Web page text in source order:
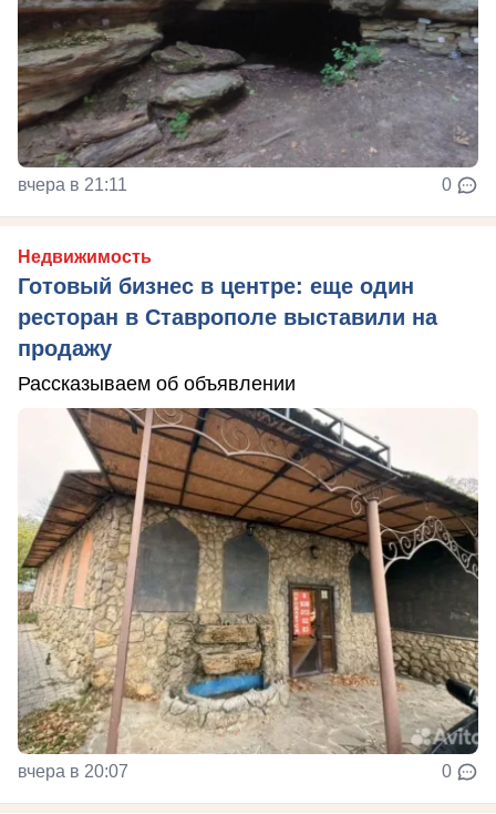
вчера в 21:11 0
Недвижимость
Готовый бизнес в центре: еще один
ресторан в Ставрополе выставили на
продажу
Рассказываем об объявлении
вчера в 20:07 0